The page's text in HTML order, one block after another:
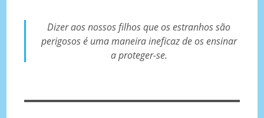
Dizer aos nossos filhos que os estranhos são
perigosos é uma maneira ineficaz de os ensinar
a proteger-se.